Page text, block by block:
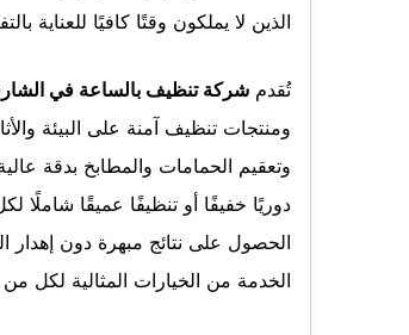
الذين لا يملكون وقتًا كافيًا للعناية
تُقدم شركة تنظيف بالساعة في
ومنتجات تنظيف آمنة على البيئة
وتعقيم الحمامات والمطابخ بدقة
دوريًا خفيفًا أو تنظيفًا عميقًا شاملًا
الحصول على نتائج مبهرة دون إهدار
الخدمة من الخيارات المثالية لكل